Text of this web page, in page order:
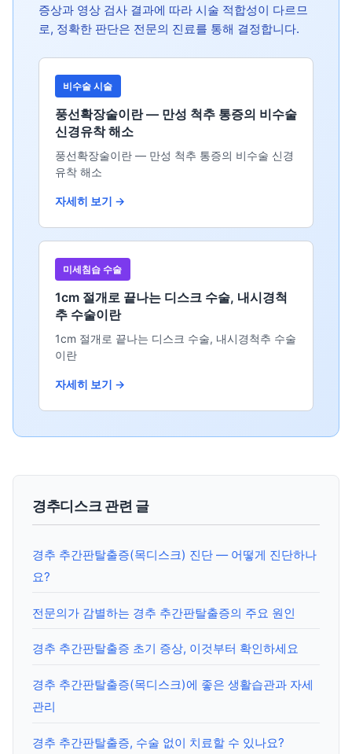
증상과 영상 검사 결과에 따라 시술 적합성이 다르므
로, 정확한 판단은 전문의 진료를 통해 결정합니다.
비수술 시술
풍선확장술이란 — 만성 척추 통증의 비수술
신경유착 해소
풍선확장술이란 — 만성 척추 통증의 비수술 신경
유착 해소
자세히 보기 →
미세침습 수술
1cm 절개로 끝나는 디스크 수술, 내시경척
추 수술이란
1cm 절개로 끝나는 디스크 수술, 내시경척추 수술
이란
자세히 보기 →
경추디스크 관련 글
경추 추간판탈출증(목디스크) 진단 — 어떻게 진단하나
요?
전문의가 감별하는 경추 추간판탈출증의 주요 원인
경추 추간판탈출증 초기 증상, 이것부터 확인하세요
경추 추간판탈출증(목디스크)에 좋은 생활습관과 자세
관리
경추 추간판탈출증, 수술 없이 치료할 수 있나요?